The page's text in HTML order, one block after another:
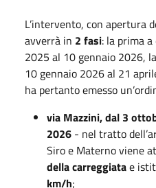
L’intervento, con apertura
avverrà in 2 fasi: la prima
2025 al 10 gennaio 2026,
10 gennaio 2026 al 21
ha pertanto emesso
via Mazzini, dal 3
2026 - nel tratto
Siro e Materno viene
della carreggiatae
km/h;